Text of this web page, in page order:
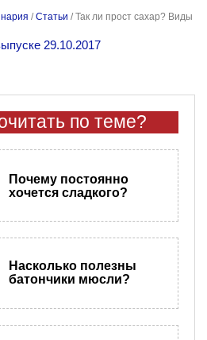
/Статьи /Так ли прост сахар? Виды
29.10.2017
по теме?
Почему постоянно
хочется сладкого?
Насколько полезны
батончики мюсли?